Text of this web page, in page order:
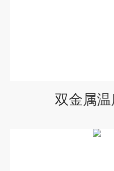
双金属